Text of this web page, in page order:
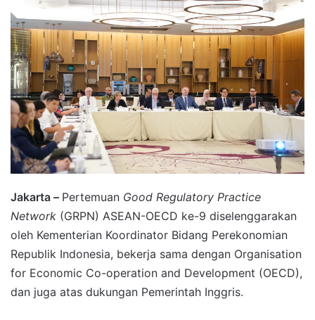
Jakarta – Pertemuan Good Regulatory Practice
Network (GRPN) ASEAN-OECD ke-9 diselenggarakan
oleh Kementerian Koordinator Bidang Perekonomian
Republik Indonesia, bekerja sama dengan Organisation
for Economic Co-operation and Development (OECD),
dan juga atas dukungan Pemerintah Inggris.